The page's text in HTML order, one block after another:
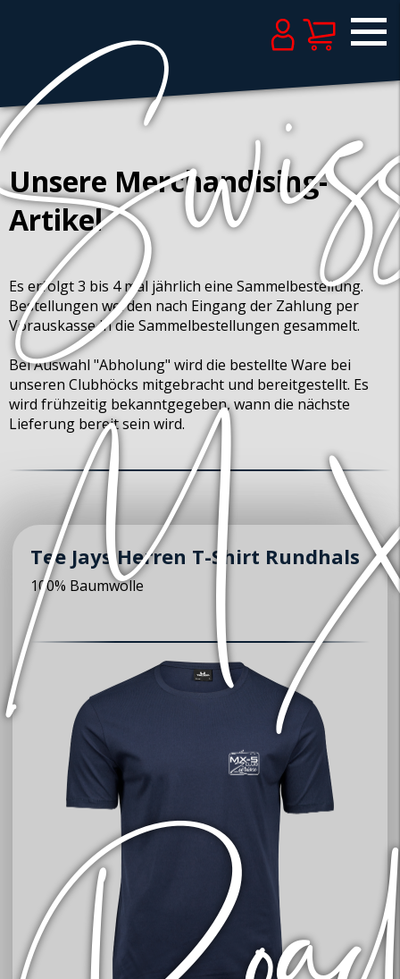
Unsere Merchandising-
Artikel
Es erfolgt 3 bis 4 mal jährlich eine Sammelbestellung.
Bestellungen werden nach Eingang der Zahlung per
Vorauskasse in die Sammelbestellungen gesammelt.
Bei Auswahl "Abholung" wird die bestellte Ware bei
unseren Clubhöcks mitgebracht und bereitgestellt. Es
wird frühzeitig bekanntgegeben, wann die nächste
Lieferung bereit sein wird.
Tee Jays Herren T-Shirt Rundhals
100% Baumwolle